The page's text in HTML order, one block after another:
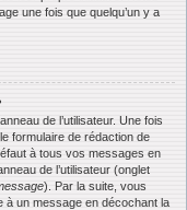
une fois que quelqu’un y a
de l’utilisateur. Une fois
formulaire de rédaction de
à tous vos messages en
de l’utilisateur (onglet
). Par la suite, vous
à un message en décochant la